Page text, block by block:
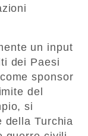
un input
dei Paesi
sponsor
del
si
della Turchia